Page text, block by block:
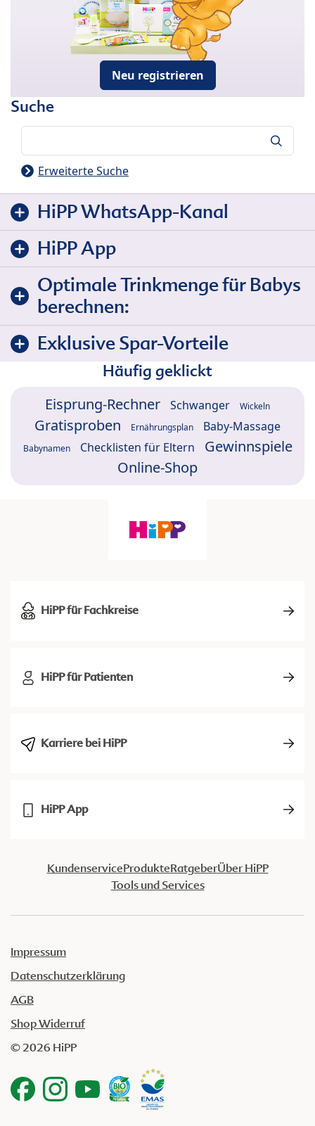
Neu registrieren
Suche
Erweiterte Suche
HiPP WhatsApp-Kanal
HiPP App
Optimale Trinkmenge für Babys
berechnen:
Exklusive Spar-Vorteile
Häufig geklickt
Eisprung-Rechner Schwanger Wickeln
Gratisproben Ernährungsplan Baby-Massage
Babynamen Checklisten für Eltern
Gewinnspiele
Online-Shop
HiPP für Fachkreise
HiPP für Patienten
Karriere bei HiPP
HiPP App
KundenserviceProdukteRatgeberÜber HiPP
Tools und Services
Impressum
Datenschutzerklärung
AGB
Shop Widerruf
© 2026 HiPP